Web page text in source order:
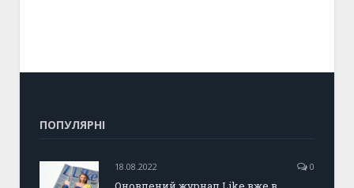
ПОПУЛЯРНІ
18.08.2022 0